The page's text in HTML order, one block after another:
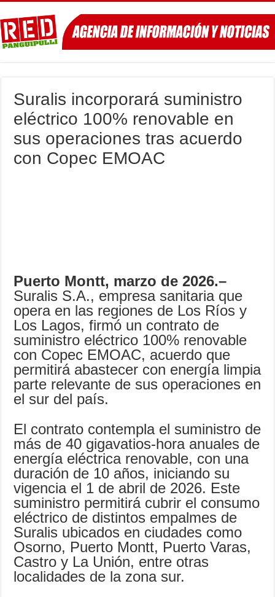
Suralis incorporará suministro
eléctrico 100% renovable en
sus operaciones tras acuerdo
con Copec EMOAC
Puerto Montt, marzo de 2026.–
Suralis S.A., empresa sanitaria que
opera en las regiones de Los Ríos y
Los Lagos, firmó un contrato de
suministro eléctrico 100% renovable
con Copec EMOAC, acuerdo que
permitirá abastecer con energía limpia
parte relevante de sus operaciones en
el sur del país.
El contrato contempla el suministro de
más de 40 gigavatios-hora anuales de
energía eléctrica renovable, con una
duración de 10 años, iniciando su
vigencia el 1 de abril de 2026. Este
suministro permitirá cubrir el consumo
eléctrico de distintos empalmes de
Suralis ubicados en ciudades como
Osorno, Puerto Montt, Puerto Varas,
Castro y La Unión, entre otras
localidades de la zona sur.